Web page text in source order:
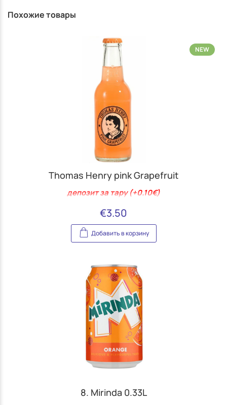
Похожие товары
NEW
Thomas Henry pink Grapefruit
депозит за тару (+0.10€)
€3.50
Добавить в корзину
8. Mirinda 0.33L